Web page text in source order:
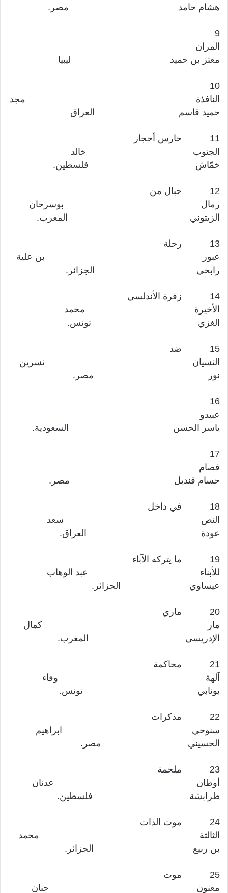
هشام حامد مصر.
المران
معتز بن حميد ليبيا
النافذة مجد
حميد قاسم العراق
11 حارس أحجار
الجنوب خالد
خمّاش فلسطين.
12 حبال من
رمال بوسرحان
الزيتوني المغرب.
13 رحلة
عبور بن علية
رابحي الجزائر.
14 زفرة الأندلسي
الأخيرة محمد
الغزي تونس.
15 ضد
النسيان نسرين
نور مصر.
عبيدو
ياسر الحسن السعودية.
فصام
حسام قنديل مصر.
18 في داخل
النص سعد
عودة العراق.
19 ما يتركه الآباء
للأبناء عبد الوهاب
عيساوي الجزائر.
20 ماري
مار كمال
الإدريسي المغرب.
21 محاكمة
آلهة وفاء
بونابي تونس.
22 مذكرات
سنوحي ابراهيم
الحسيني مصر.
23 ملحمة
أوطان عدنان
طرابشة فلسطين.
24 موت الذات
الثالثة محمد
بن ربيع الجزائر.
25 موت
معنون حنان